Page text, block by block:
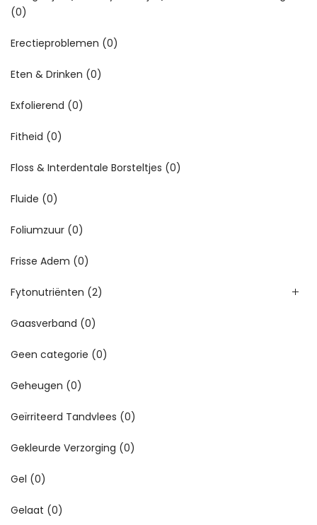
(0)
Erectieproblemen (0)
Eten & Drinken (0)
Exfolierend (0)
Fitheid (0)
Floss & Interdentale Borsteltjes (0)
Fluide (0)
Foliumzuur (0)
Frisse Adem (0)
Fytonutriënten (2)
Gaasverband (0)
Geen categorie (0)
Geheugen (0)
Geïrriteerd Tandvlees (0)
Gekleurde Verzorging (0)
Gel (0)
Gelaat (0)